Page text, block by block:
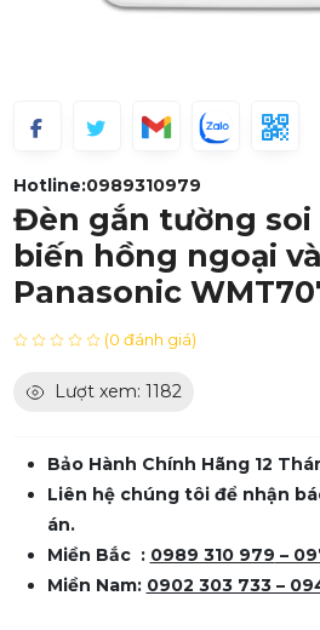
Hotline:0989310979
Đèn gắn tường soi
biến hồng ngoại
Panasonic
(0 đánh giá)
Lượt xem: 1182
Bảo Hành Chính Hãng 12
Liên hệ chúng tôi để nhận
án.
Miền Bắc : 0989 310 979 –
Miền Nam: 0902 303 733 –